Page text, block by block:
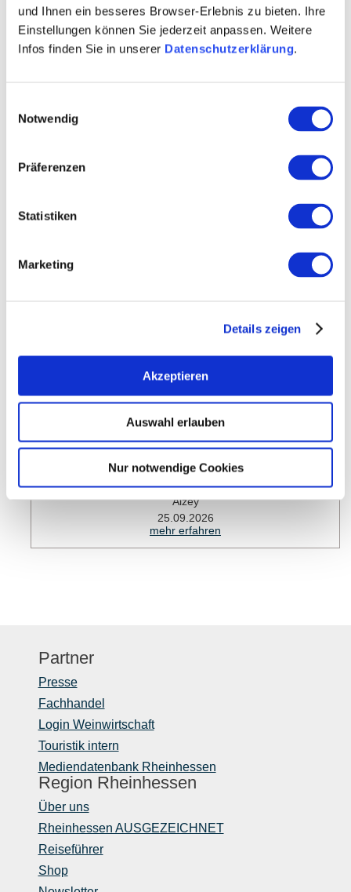
und Ihnen ein besseres Browser-Erlebnis zu bieten. Ihre
Einstellungen können Sie jederzeit anpassen. Weitere
Infos finden Sie in unserer Datenschutzerklärung.
Notwendig
Präferenzen
Statistiken
Marketing
Details zeigen
Akzeptieren
Auswahl erlauben
Nur notwendige Cookies
WEITERE TERMINE
Weitere Veranstaltungen in der Nähe
Treffpunkt Gitarre - Konzert zu Gunsten der…
Alzey
25.09.2026
mehr erfahren
Partner
Presse
Fachhandel
Login Weinwirtschaft
Touristik intern
Mediendatenbank Rheinhessen
Region Rheinhessen
Über uns
Rheinhessen AUSGEZEICHNET
Reiseführer
Shop